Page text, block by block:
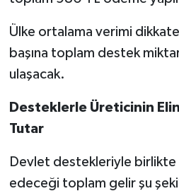
Ülke ortalama verimi dikkate
başına toplam destek
ulaşacak.
Desteklerle Üreticinin
Tutar
Devlet destekleriyle
edeceği toplam gelir şu